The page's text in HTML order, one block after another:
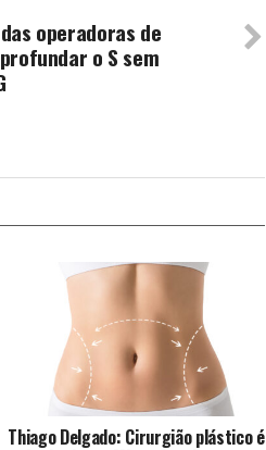
das operadoras de
o S sem
Thiago Delgado: Cirurgião plástico é